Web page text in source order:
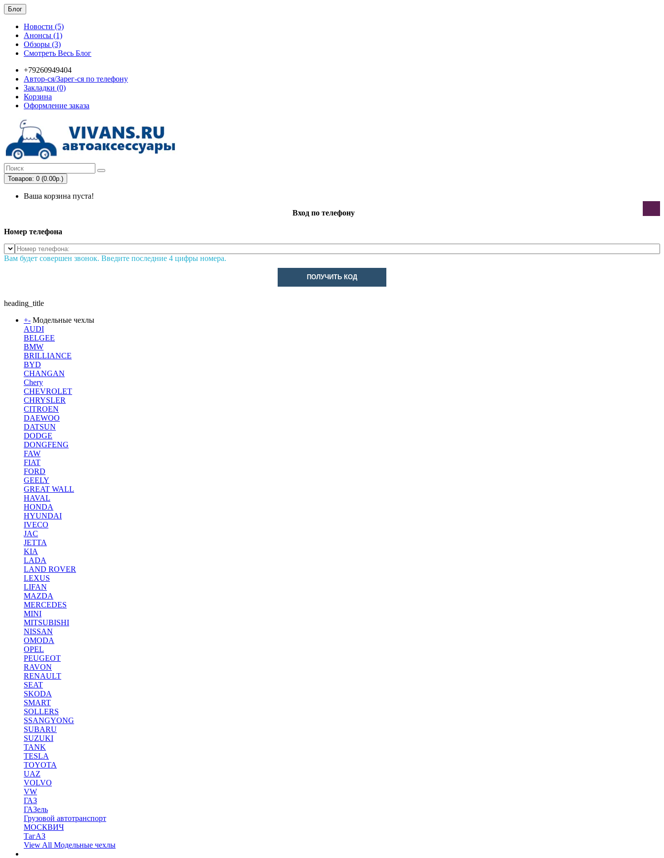
Блог
Новости (5)
Анонсы (1)
Обзоры (3)
Смотреть Весь Блог
+79260949404
Автор-ся/Зарег-ся по телефону
Закладки (0)
Корзина
Оформление заказа
Товаров: 0 (0.00р.)
Ваша корзина пуста!
Вход по телефону
Номер телефона
Вам будет совершен звонок. Введите последние 4 цифры номера.
ПОЛУЧИТЬ КОД
heading_title
+- Модельные чехлы
AUDI
BELGEE
BMW
BRILLIANCE
BYD
CHANGAN
Chery
CHEVROLET
CHRYSLER
CITROEN
DAEWOO
DATSUN
DODGE
DONGFENG
FAW
FIAT
FORD
GEELY
GREAT WALL
HAVAL
HONDA
HYUNDAI
IVECO
JAC
JETTA
KIA
LADA
LAND ROVER
LEXUS
LIFAN
MAZDA
MERCEDES
MINI
MITSUBISHI
NISSAN
OMODA
OPEL
PEUGEOT
RAVON
RENAULT
SEAT
SKODA
SMART
SOLLERS
SSANGYONG
SUBARU
SUZUKI
TANK
TESLA
TOYOTA
UAZ
VOLVO
VW
ГАЗ
ГАЗель
Грузовой автотранспорт
МОСКВИЧ
ТагАЗ
View All Модельные чехлы